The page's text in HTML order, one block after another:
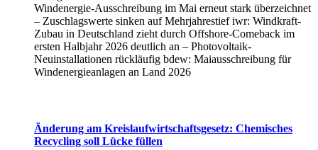
Windenergie-Ausschreibung im Mai erneut stark überzeichnet
– Zuschlagswerte sinken auf Mehrjahrestief iwr: Windkraft-
Zubau in Deutschland zieht durch Offshore-Comeback im
ersten Halbjahr 2026 deutlich an – Photovoltaik-
Neuinstallationen rückläufig bdew: Maiausschreibung für
Windenergieanlagen an Land 2026
Änderung am Kreislaufwirtschaftsgesetz: Chemisches
Recycling soll Lücke füllen